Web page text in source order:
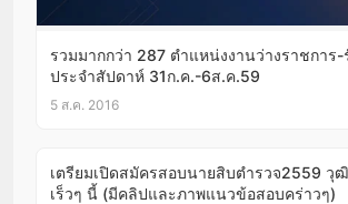
รวมมากกว่า 287 ตำแหน่งงานว่างราชการ-
ประจำสัปดาห์ 31ก.ค.-6ส.ค.59
5 ส.ค. 2016
เตรียมเปิดสมัครสอบนายสิบตำรวจ2559 วุ
เร็วๆ นี้ (มีคลิปและภาพแนวข้อสอบคร่าวๆ)